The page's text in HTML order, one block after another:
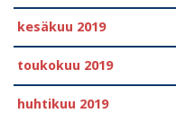
kesäkuu 2019
toukokuu 2019
huhtikuu 2019